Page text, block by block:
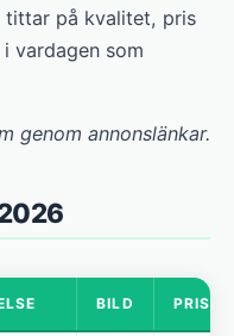
på kvalitet, pris
vardagen som
genom annonslänkar.
BILD